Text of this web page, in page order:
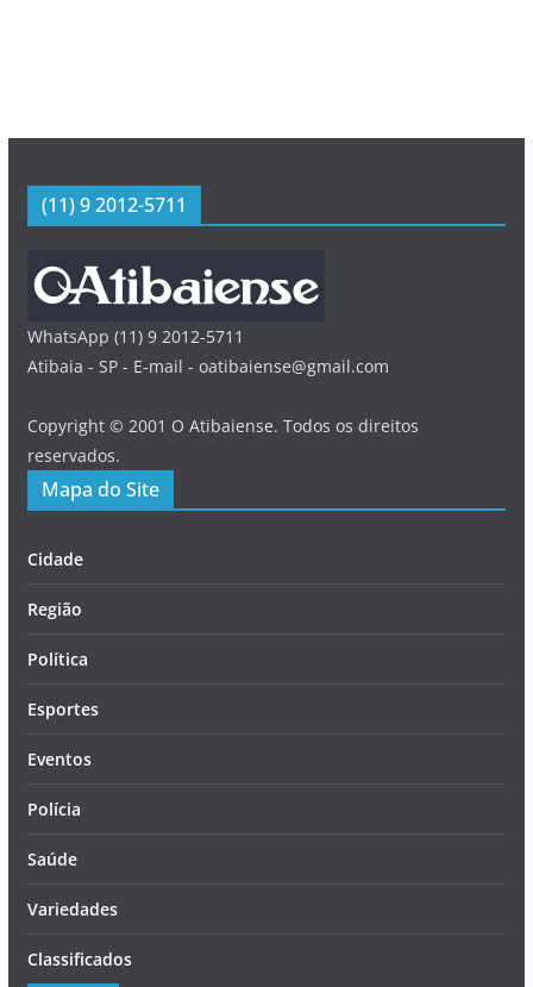
(11) 9 2012-5711
WhatsApp (11) 9 2012-5711
Atibaia - SP - E-mail - oatibaiense@gmail.com
Copyright © 2001 O Atibaiense. Todos os direitos
reservados.
Mapa do Site
Cidade
Região
Política
Esportes
Eventos
Polícia
Saúde
Variedades
Classificados